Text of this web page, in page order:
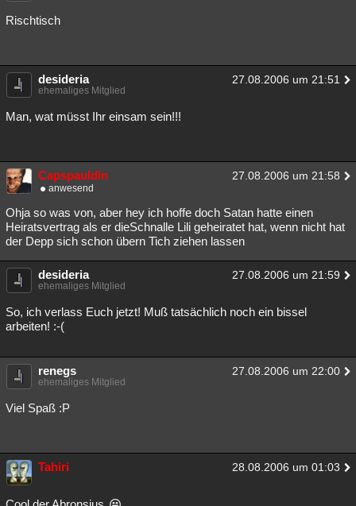
Rischtisch
desideria 27.08.2006 um 21:51
ehemaliges Mitglied
Man, wat müsst Ihr einsam sein!!!
Capspauldin 27.08.2006 um 21:58
anwesend
Ohja so was von, aber hey ich hoffe doch Satan hatte einen
Heiratsvertrag als er dieSchnalle Lili geheiratet hat, wenn nicht hat
der Depp sich schon übern Tich ziehen lassen
desideria 27.08.2006 um 21:59
ehemaliges Mitglied
So, ich verlass Euch jetzt! Muß tatsächlich noch ein bissel
arbeiten! :-(
renegs 27.08.2006 um 22:00
ehemaliges Mitglied
Viel Spaß :P
Tahiri 28.08.2006 um 01:03